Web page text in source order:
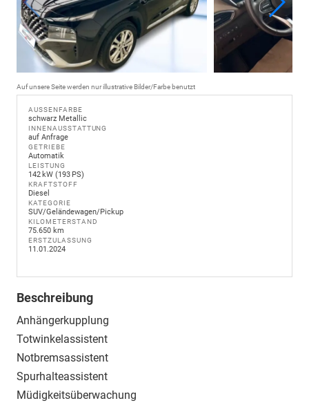
Auf unsere Seite werden nur illustrative Bilder/Farbe benutzt
AUSSENFARBE
schwarz Metallic
INNENAUSSTATTUNG
auf Anfrage
GETRIEBE
Automatik
LEISTUNG
142 kW (193 PS)
KRAFTSTOFF
Diesel
KATEGORIE
SUV/Geländewagen/Pickup
KILOMETERSTAND
75.650 km
ERSTZULASSUNG
11.01.2024
Beschreibung
Anhängerkupplung
Totwinkelassistent
Notbremsassistent
Spurhalteassistent
Müdigkeitsüberwachung